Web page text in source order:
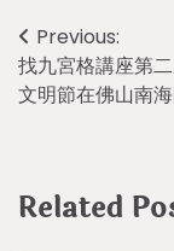
Post
navigation
Previous:
找九宮格講座第
文明節在佛山南
Related